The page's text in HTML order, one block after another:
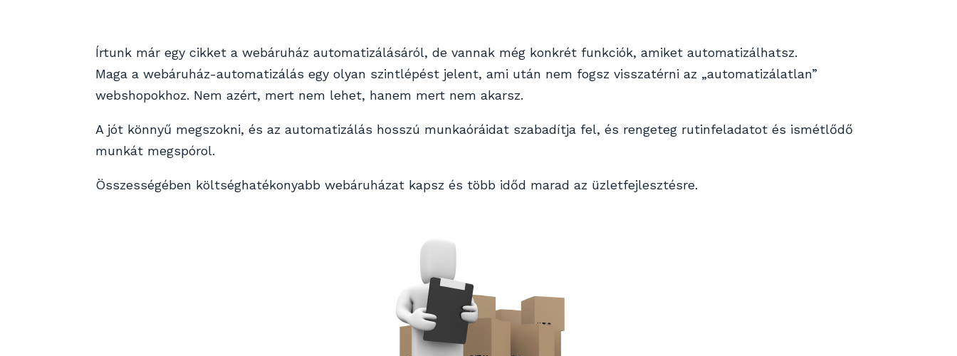
Írtunk már egy cikket a webáruház automatizálásáról, de vannak még konkrét funkciók, amiket automatizálhatsz.
Maga a webáruház-automatizálás egy olyan szintlépést jelent, ami után nem fogsz visszatérni az „automatizálatlan”
webshopokhoz. Nem azért, mert nem lehet, hanem mert nem akarsz.
A jót könnyű megszokni, és az automatizálás hosszú munkaóráidat szabadítja fel, és rengeteg rutinfeladatot és ismétlődő
munkát megspórol.
Összességében költséghatékonyabb webáruházat kapsz és több időd marad az üzletfejlesztésre.